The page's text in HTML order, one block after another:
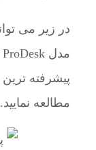
در زیر می
پیشرفته
مطالعه نمایید.